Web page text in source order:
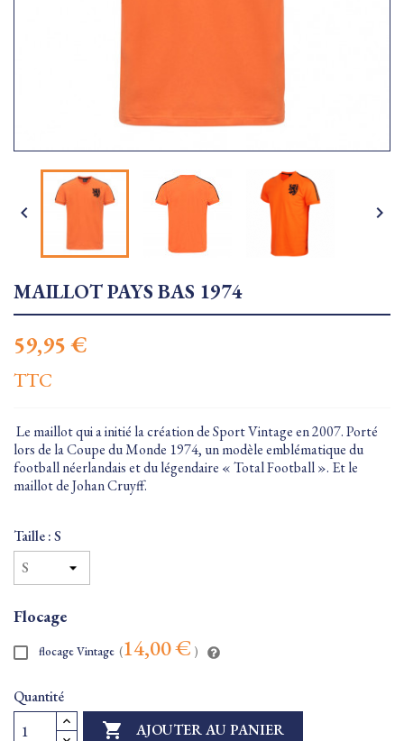
 
MAILLOT PAYS BAS 1974
59,95 €
TTC
Le maillot qui a initié la création de Sport Vintage en 2007. Porté
lors de la Coupe du Monde 1974, un modèle emblématique du
football néerlandais et du légendaire « Total Football ». Et le
maillot de Johan Cruyff.
Taille : S
Flocage
flocage Vintage (14,00 € )
Quantité
 AJOUTER AU PANIER